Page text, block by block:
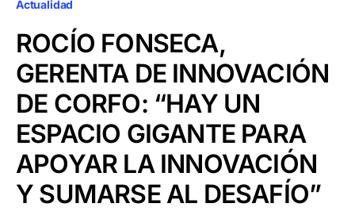
Actualidad
ROCÍO FONSECA,
GERENTA DE INNOVACIÓN
DE CORFO: “HAY UN
ESPACIO GIGANTE PARA
APOYAR LA INNOVACIÓN
Y SUMARSE AL DESAFÍO”